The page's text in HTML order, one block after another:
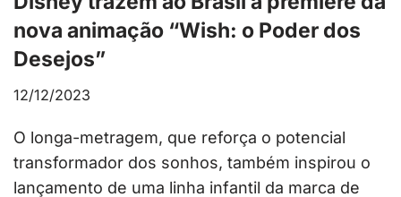
nova animação “Wish: o Poder dos
Desejos”
12/12/2023
O longa-metragem, que reforça o potencial
transformador dos sonhos, também inspirou o
lançamento de uma linha infantil da marca de